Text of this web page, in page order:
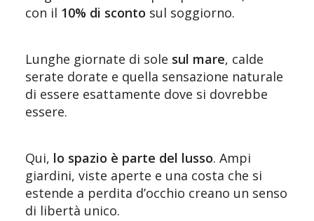
con il 10% di sconto sul soggiorno.
Lunghe giornate di sole sul mare, calde
serate dorate e quella sensazione naturale
di essere esattamente dove si dovrebbe
essere.
Qui, lo spazio è parte del lusso. Ampi
giardini, viste aperte e una costa che si
estende a perdita d’occhio creano un senso
di libertà unico.